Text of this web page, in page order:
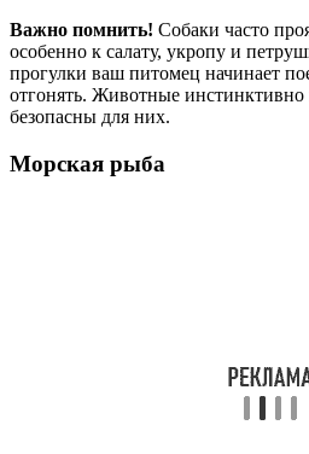
Важно помнить! Собаки часто
особенно к салату, укропу и
прогулки ваш питомец начинает
отгонять. Животные
безопасны для них.
Морская рыба